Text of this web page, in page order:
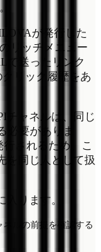
が発行した
リッチメニュー
で送ったリンク
リック履歴をあ
チャネルは、同じ
必要がありま
されるため、こ
を同じ人として扱
ります。
の前提を確認する